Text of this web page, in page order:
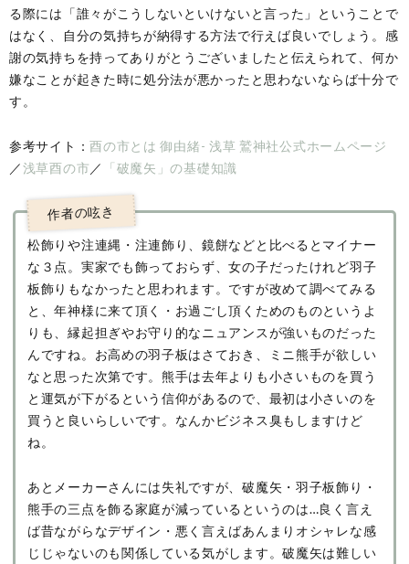
る際には「誰々がこうしないといけないと言った」ということで
はなく、自分の気持ちが納得する方法で行えば良いでしょう。感
謝の気持ちを持ってありがとうございましたと伝えられて、何か
嫌なことが起きた時に処分法が悪かったと思わないならば十分で
す。
参考サイト：酉の市とは 御由緒- 浅草 鷲神社公式ホームページ
／浅草酉の市 ／ 「破魔矢」の基礎知識
松飾りや注連縄・注連飾り、鏡餅などと比べるとマイナー
な３点。実家でも飾っておらず、女の子だったけれど羽子
板飾りもなかったと思われます。ですが改めて調べてみる
と、年神様に来て頂く・お過ごし頂くためのものというよ
りも、縁起担ぎやお守り的なニュアンスが強いものだった
んですね。お高めの羽子板はさておき、ミニ熊手が欲しい
なと思った次第です。熊手は去年よりも小さいものを買う
と運気が下がるという信仰があるので、最初は小さいのを
買うと良いらしいです。なんかビジネス臭もしますけど
ね。
あとメーカーさんには失礼ですが、破魔矢・羽子板飾り・
熊手の三点を飾る家庭が減っているというのは…良く言え
ば昔ながらなデザイン・悪く言えばあんまりオシャレな感
じじゃないのも関係している気がします。破魔矢は難しい